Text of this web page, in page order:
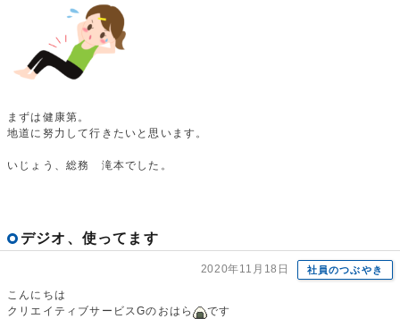
まずは健康第。
地道に努力して行きたいと思います。
いじょう、総務 滝本でした。
デジオ、使ってます
2020年11月18日 社員のつぶやき
こんにちは
クリエイティブサービスGのおはら
です